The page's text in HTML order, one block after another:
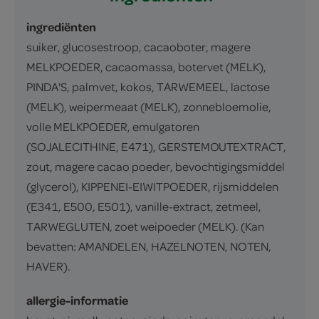
ingrediënten
suiker, glucosestroop, cacaoboter, magere
MELKPOEDER, cacaomassa, botervet (MELK),
PINDA'S, palmvet, kokos, TARWEMEEL, lactose
(MELK), weipermeaat (MELK), zonnebloemolie,
volle MELKPOEDER, emulgatoren
(SOJALECITHINE, E471), GERSTEMOUTEXTRACT,
zout, magere cacao poeder, bevochtigingsmiddel
(glycerol), KIPPENEI-EIWITPOEDER, rijsmiddelen
(E341, E500, E501), vanille-extract, zetmeel,
TARWEGLUTEN, zoet weipoeder (MELK). (Kan
bevatten: AMANDELEN, HAZELNOTEN, NOTEN,
HAVER).
allergie-informatie